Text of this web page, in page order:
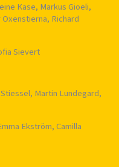
Kase, Markus Gioeli,
Richard
Sievert
Martin Lundegard,
Ekström, Camilla